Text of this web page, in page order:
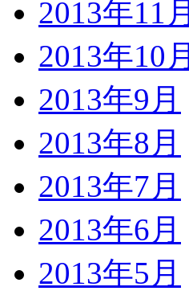
2013年11月
2013年10月
2013年9月
2013年8月
2013年7月
2013年6月
2013年5月